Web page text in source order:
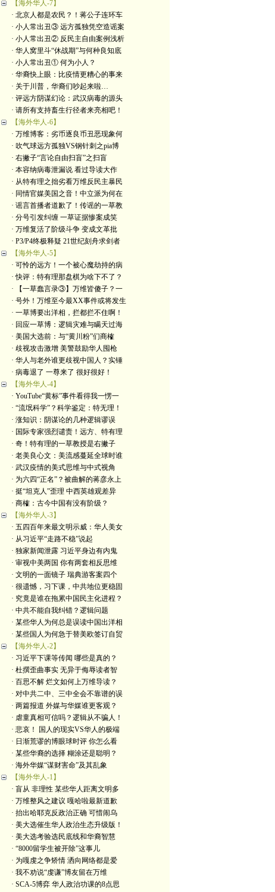
【海外华人-7】
· 北京人都是农民？！蒋公子连环车
· 小人常出丑③ 远方孤独凭空造谣案
· 小人常出丑② 反民主自由案例浅析
· 华人窝里斗“休战期”与何种良知底
· 小人常出丑① 何为小人？
· 华裔快上眼：比疫情更糟心的事来
· 关于川普，华裔们吵起来啦…
· 评远方阴谋幻论：武汉病毒的源头
· 请所有支持畜生行径者来亮相吧！
【海外华人-6】
· 万维博客：劣币逐良币丑恶现象何
· 吹气球远方孤独VS钢针刺之pia博
· 右撇子“言论自由扫盲”之扫盲
· 本容纳病毒泄漏说 看过导读大作
· 从特有理之拙劣看万维反民主暴民
· 同情官媒美国之音！中立派为何在
· 谣言首播者道歉了！传谣的一草教
· 分号引发纠缠 一草证据惨案成笑
· 万维复活了阶级斗争 变成文革批
· P3/P4终极释疑 21世纪刻舟求剑者
【海外华人-5】
· 可怜的远方！一个被心魔劫持的病
· 快评：特有理那盘棋为啥下不了？
· 【一草蠢言录③】万维皆傻子？一
· 号外！万维至今最XX事件或将发生
· 一草博要出洋相，拦都拦不住啊！
· 回应一草博：逻辑灾难与瞒天过海
· 美国大选前：与“黄川粉”们商榷
· 歧视攻击激增 美警鼓励华人囤枪
· 华人与老外谁更歧视中国人？实锤
· 病毒退了 一尊来了 很好很好！
【海外华人-4】
· YouTube“黄标”事件看得我一愣一
· “流氓科学”？科学鉴定：特无理！
· 涨知识：阴谋论的几种逻辑谬误
· 国际专家强烈谴责！远方、特有理
· 奇！特有理的一草教授是右撇子
· 老美良心文：美流感蔓延全球时谁
· 武汉疫情的美式思维与中式视角
· 为六四“正名”？被曲解的蒋彦永上
· 挺“坦克人”歪理 中西英雄观差异
· 商榷：古今中国有没有阶级？
【海外华人-3】
· 五四百年来最文明示威：华人美女
· 从习近平“走路不稳”说起
· 独家新闻泄露 习近平身边有内鬼
· 审视中美两国 你有两套相反思维
· 文明的一面镜子 瑞典游客案四个
· 很遗憾，习下课，中共地位更稳固
· 究竟是谁在拖累中国民主化进程？
· 中共不能自我纠错？逻辑问题
· 某些华人为何总是误读中国出洋相
· 某些国人为何急于替美欧签订自贸
【海外华人-2】
· 习近平下课等传闻 哪些是真的？
· 杜撰歪曲事实 无异于侮辱读者智
· 百思不解 烂文如何上万维导读？
· 对中共二中、三中全会不靠谱的误
· 两篇报道 外媒与华媒谁更客观？
· 虐童真相可信吗？逻辑从不骗人！
· 悲哀！ 国人的现实VS华人的极端
· 日渐荒谬的博眼球时评 你怎么看
· 某些华裔的选择 糊涂还是聪明？
· 海外华媒“谋财害命”及其乱象
【海外华人-1】
· 盲从 非理性 某些华人距离文明多
· 万维整风之建议 嘎哈啦最新道歉
· 抬出哈耶克反政治正确 可惜闹乌
· 美大选催生华人政治生态升级版！
· 美大选考验选民底线和华裔智慧
· “8000留学生被开除”这事儿
· 为嘎虔之争矫情 洒向网络都是爱
· 我不劝说“虔谦”博友留在万维
· SCA-5博弈 华人政治功课的8点思